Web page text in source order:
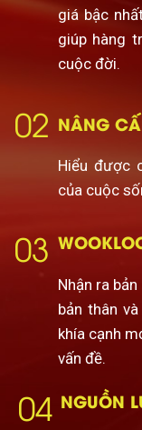
giá bậc
giúp hàng
cuộc đời.
Hiểu được
của cuộc
02 NÂNG
Nhận ra
bản thân
khía cạnh
vấn đề.
03
04 NGUỒN